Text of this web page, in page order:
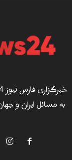
به مسائل ایران و